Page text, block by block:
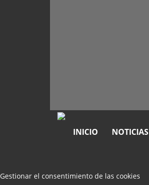
INICIO NOTICIAS
Gestionar el consentimiento de las cookies